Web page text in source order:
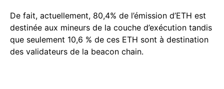
De fait, actuellement, 80,4% de l’émission d’ETH est
destinée aux mineurs de la couche d’exécution tandis
que seulement 10,6 % de ces ETH sont à destination
des validateurs de la beacon chain.